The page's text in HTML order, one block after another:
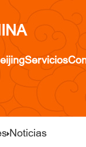
Servicios
Noticias